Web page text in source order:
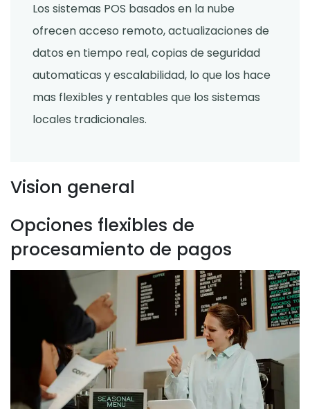
Los sistemas POS basados en la nube
ofrecen acceso remoto, actualizaciones de
datos en tiempo real, copias de seguridad
automaticas y escalabilidad, lo que los hace
mas flexibles y rentables que los sistemas
locales tradicionales.
Vision general
Opciones flexibles de
procesamiento de pagos